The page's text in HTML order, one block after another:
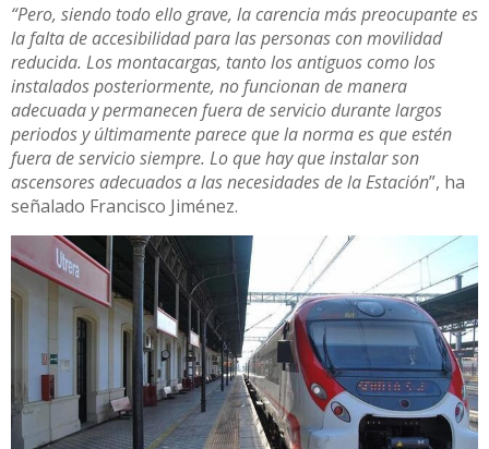
“Pero, siendo todo ello grave, la carencia más preocupante es
la falta de accesibilidad para las personas con movilidad
reducida. Los montacargas, tanto los antiguos como los
instalados posteriormente, no funcionan de manera
adecuada y permanecen fuera de servicio durante largos
periodos y últimamente parece que la norma es que estén
fuera de servicio siempre. Lo que hay que instalar son
ascensores adecuados a las necesidades de la Estación”, ha
señalado Francisco Jiménez.